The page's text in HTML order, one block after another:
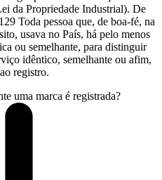
da Propriedade Industrial). De
Toda pessoa que, de boa-fé, na
usava no País, há pelo menos
ou semelhante, para distinguir
idêntico, semelhante ou afim,
registro.
uma marca é registrada?